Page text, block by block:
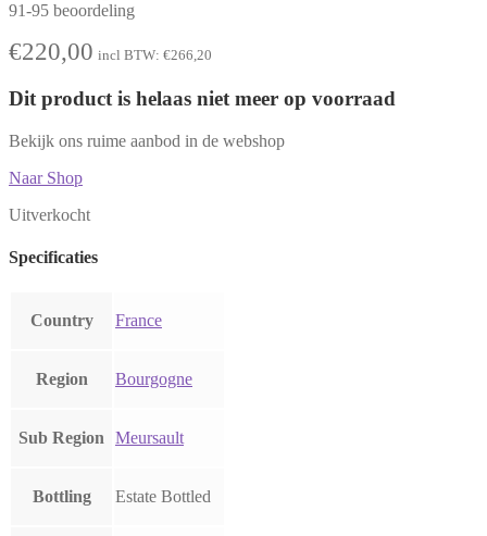
91-95 beoordeling
€220,00 incl BTW: €266,20
Dit product is helaas niet meer op voorraad
Bekijk ons ruime aanbod in de webshop
Naar Shop
Uitverkocht
Specificaties
Country France
Region Bourgogne
Sub Region Meursault
Bottling Estate Bottled